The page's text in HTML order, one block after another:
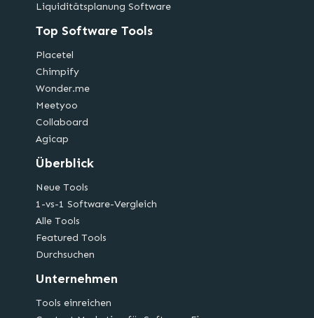
Liquiditätsplanung Software
Top Software Tools
Placetel
Chimpify
Wonder.me
Meetyoo
Collaboard
Agicap
Überblick
Neue Tools
1-vs-1 Software-Vergleich
Alle Tools
Featured Tools
Durchsuchen
Unternehmen
Tools einreichen